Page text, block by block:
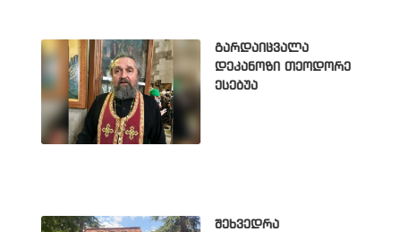
გარდაიცვალა
დეკანოზი თეოდორე
ესებუა
შეხვედრა